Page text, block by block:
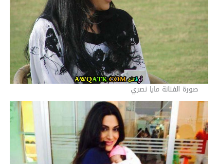
صورة الفنانة مايا نصري